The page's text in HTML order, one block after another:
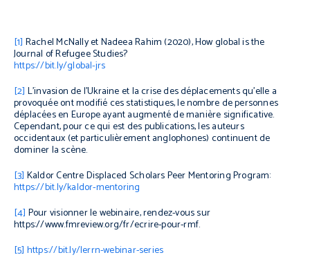
[1] Rachel McNally et Nadeea Rahim (2020),How global is the
Journal of Refugee Studies?
https://bit.ly/global-jrs
[2] L’invasion de l’Ukraine et la crise des déplacements qu’elle a
provoquée ont modifié ces statistiques, le nombre de personnes
déplacées en Europe ayant augmenté de manière significative.
Cependant, pour ce qui est des publications, les auteurs
occidentaux (et particulièrement anglophones) continuent de
dominer la scène.
[3] Kaldor Centre Displaced Scholars Peer Mentoring Program:
https://bit.ly/kaldor-mentoring
[4] Pour visionner le webinaire, rendez-vous sur
https://www.fmreview.org/fr/ecrire-pour-rmf.
[5] https://bit.ly/lerrn-webinar-series